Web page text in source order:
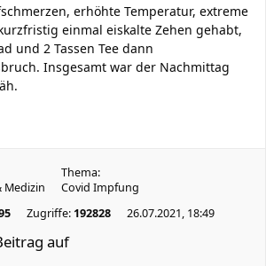
erhöhte Temperatur, extreme
einmal eiskalte Zehen gehabt,
und 2 Tassen Tee dann
Insgesamt war der Nachmittag
Medizin
Thema:
Covid Impfung
Zugriffe: 192828 26.07.2021, 18:49
auf